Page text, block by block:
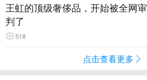
王虹的顶级奢侈品，开始被全网审
判了
518
点击查看更多